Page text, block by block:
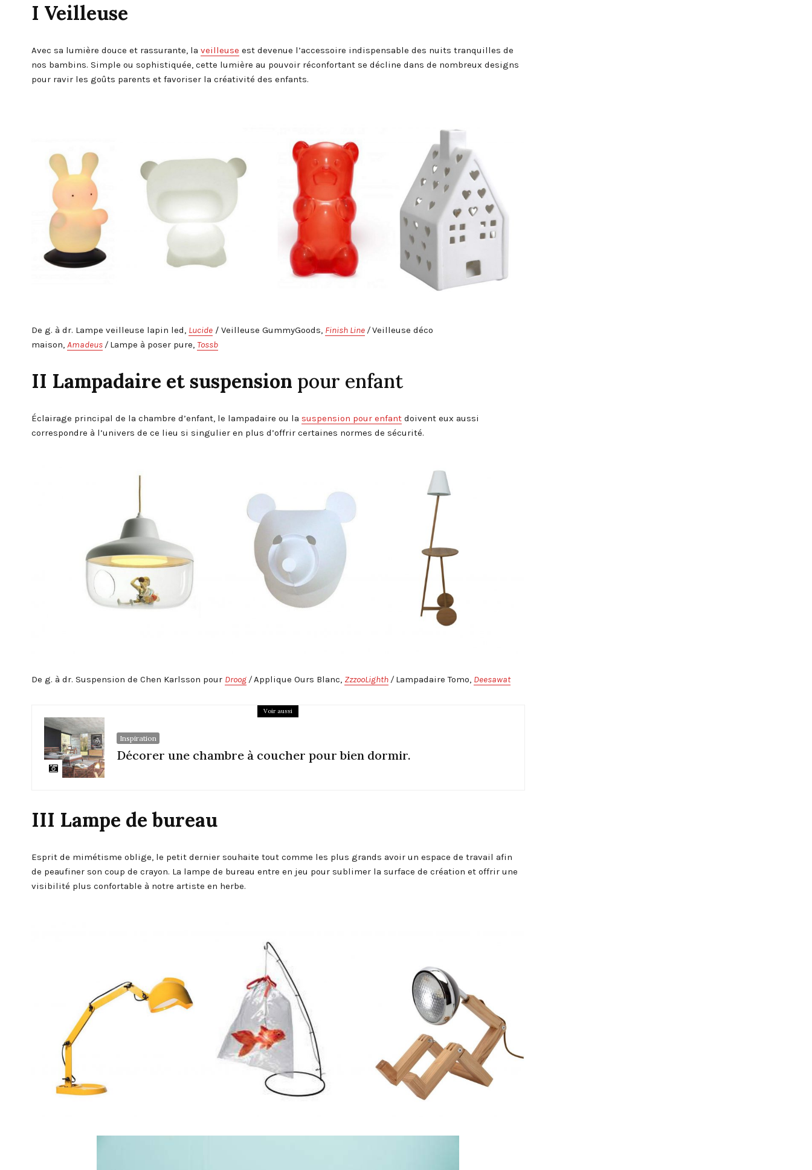
I Veilleuse
Avec sa lumière douce et rassurante, la veilleuse est devenue l’accessoire indispensable des nuits tranquilles de
nos bambins. Simple ou sophistiquée, cette lumière au pouvoir réconfortant se décline dans de nombreux designs
pour ravir les goûts parents et favoriser la créativité des enfants.
De g. à dr. Lampe veilleuse lapin led, Lucide / Veilleuse GummyGoods, Finish Line /Veilleuse déco
maison, Amadeus / Lampe à poser pure, Tossb
II Lampadaire et suspension pour enfant
Éclairage principal de la chambre d’enfant, le lampadaire ou la suspension pour enfant doivent eux aussi
correspondre à l’univers de ce lieu si singulier en plus d’offrir certaines normes de sécurité.
De g. à dr. Suspension de Chen Karlsson pour Droog /Applique Ours Blanc, ZzzooLighth / Lampadaire Tomo, Deesawat
Voir aussi
Inspiration
Décorer une chambre à coucher pour bien dormir.
III Lampe de bureau
Esprit de mimétisme oblige, le petit dernier souhaite tout comme les plus grands avoir un espace de travail afin
de peaufiner son coup de crayon. La lampe de bureau entre en jeu pour sublimer la surface de création et offrir une
visibilité plus confortable à notre artiste en herbe.